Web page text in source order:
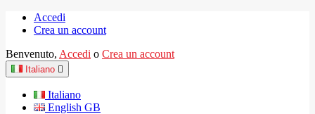
Accedi
Crea un account
Benvenuto, Accedi o Crea un account
Italiano 
Italiano
English GB